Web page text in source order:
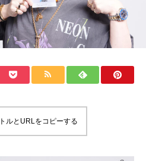
ルとURLをコピーする